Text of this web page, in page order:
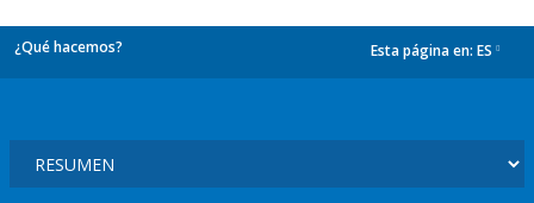
¿Qué hacemos? Esta página en: ES